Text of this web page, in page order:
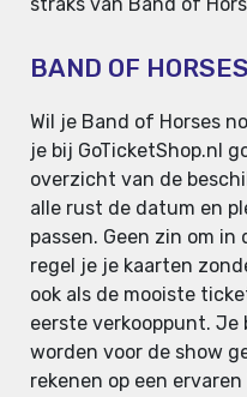
BAND OF
Wil je Band of Horses
je bij GoTicketShop.nl
overzicht van de
alle rust de datum en
passen. Geen zin om
regel je je kaarten
ook als de mooiste
eerste verkooppunt.
worden voor de show
rekenen op een